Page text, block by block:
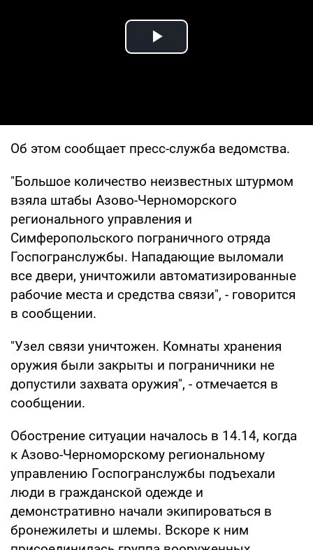
Play Video
Об этом сообщает пресс-служба ведомства.
"Большое количество неизвестных штурмом
взяла штабы Азово-Черноморского
регионального управления и
Симферопольского пограничного отряда
Госпогранслужбы. Нападающие выломали
все двери, уничтожили автоматизированные
рабочие места и средства связи", - говорится
в сообщении.
"Узел связи уничтожен. Комнаты хранения
оружия были закрыты и пограничники не
допустили захвата оружия", - отмечается в
сообщении.
Обострение ситуации началось в 14.14, когда
к Азово-Черноморскому региональному
управлению Госпогранслужбы подъехали
люди в гражданской одежде и
демонстративно начали экипироваться в
бронежилеты и шлемы. Вскоре к ним